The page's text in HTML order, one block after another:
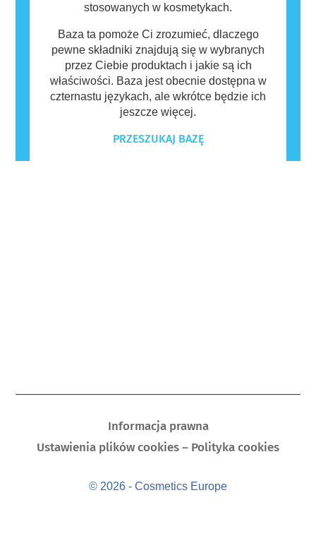
stosowanych w kosmetykach.
Baza ta pomoże Ci zrozumieć, dlaczego
pewne składniki znajdują się w wybranych
przez Ciebie produktach i jakie są ich
właściwości. Baza jest obecnie dostępna w
czternastu językach, ale wkrótce będzie ich
jeszcze więcej.
PRZESZUKAJ BAZĘ
Informacja prawna
Ustawienia plików cookies – Polityka cookies
© 2026 - Cosmetics Europe